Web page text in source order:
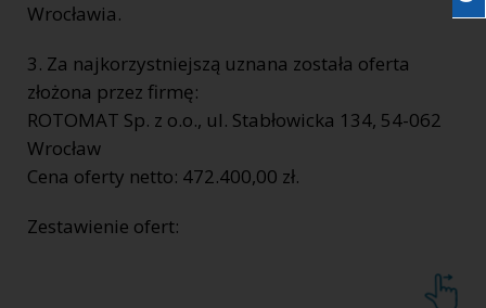
Wrocławia.
3. Za najkorzystniejszą uznana została oferta
złożona przez firmę:
ROTOMAT Sp. z o.o., ul. Stabłowicka 134, 54-062
Wrocław
Cena oferty netto: 472.400,00 zł.
Zestawienie ofert: